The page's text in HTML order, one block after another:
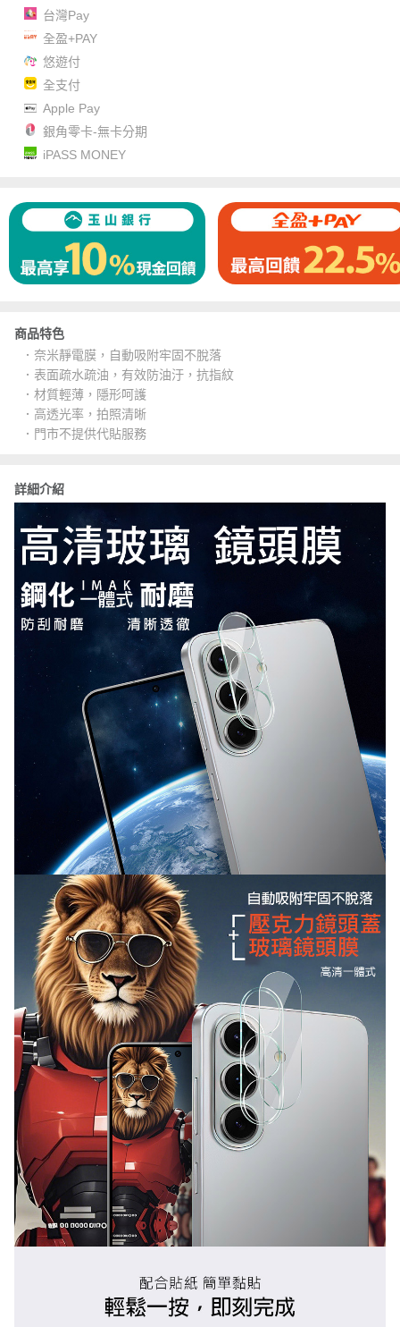
台灣Pay
全盈+PAY
悠遊付
全支付
Apple Pay
銀角零卡-無卡分期
iPASS MONEY
商品特色
．奈米靜電膜，自動吸附牢固不脫落
．表面疏水疏油，有效防油汙，抗指紋
．材質輕薄，隱形呵護
．高透光率，拍照清晰
．門市不提供代貼服務
詳細介紹